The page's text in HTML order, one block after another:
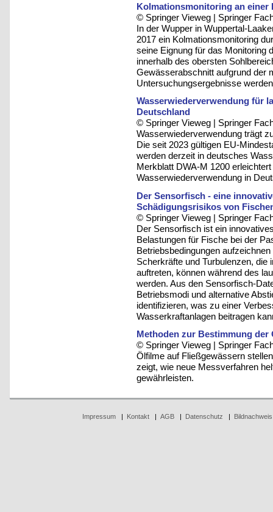
Kolmationsmonitoring an einer
© Springer Vieweg | Springer
In der Wupper in Wuppertal-
2017 ein Kolmationsmonitoring
seine Eignung für das Monitoring
innerhalb des obersten
Gewässerabschnitt aufgrund der
Untersuchungsergebnisse
Wasserwiederverwendung für
Deutschland
© Springer Vieweg | Springer
Wasserwiederverwendung trägt
Die seit 2023 gültigen EU-
werden derzeit in deutsches
Merkblatt DWA-M 1200
Wasserwiederverwendung in
Der Sensorfisch - eine
Schädigungsrisikos von
© Springer Vieweg | Springer
Der Sensorfisch ist ein
Belastungen für Fische bei der
Betriebsbedingungen
Scherkräfte und Turbulenzen, die
auftreten, können während des
werden. Aus den Sensorfisch-
Betriebsmodi und alternative
identifizieren, was zu einer
Wasserkraftanlagen beitragen
Methoden zur Bestimmung
© Springer Vieweg | Springer
Ölfilme auf Fließgewässern
zeigt, wie neue Messverfahren
gewährleisten.
Impressum| Kontakt| AGB| Datenschutz Bildnachweis